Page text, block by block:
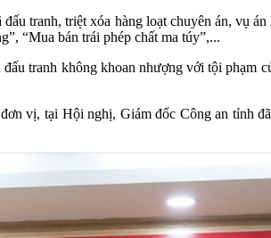
tranh, triệt xóa hàng loạt chuyên án, vụ
“Mua bán trái phép chất ma túy”,...
tranh không khoan nhượng với tội
vị, tại Hội nghị, Giám đốc Công an tỉnh